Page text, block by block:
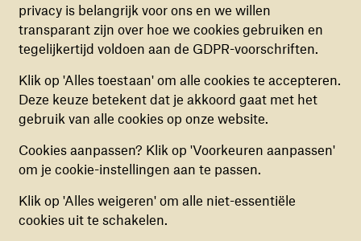
behoren en veilig werkt. Deze cookies kunnen
niet uitgezet worden.
ANALYTISCHE COOKIES
Deze cookies helpen ons begrijpen hoe
bezoekers de website gebruiken, door
(anoniem) gegevens te verzamelen, om zo
verbeteringen door te voeren. Deze cookies kun
je in- of uitschakelen.
MARKETING COOKIES
privacy is belangrijk voor ons en we willen
transparant zijn over hoe we cookies gebruiken en
tegelijkertijd voldoen aan de GDPR-voorschriften.
Klik op 'Alles toestaan' om alle cookies te accepteren.
Deze keuze betekent dat je akkoord gaat met het
gebruik van alle cookies op onze website.
Cookies aanpassen? Klik op 'Voorkeuren aanpassen'
om je cookie-instellingen aan te passen.
Klik op 'Alles weigeren' om alle niet-essentiële
cookies uit te schakelen.